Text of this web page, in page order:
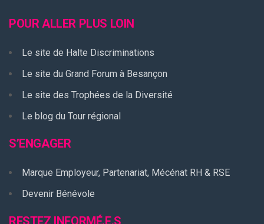
POUR ALLER PLUS LOIN
Le site de Halte Discriminations
Le site du Grand Forum à Besançon
Le site des Trophées de la Diversité
Le blog du Tour régional
S’ENGAGER
Marque Employeur, Partenariat, Mécénat RH & RSE
Devenir Bénévole
RESTEZ INFORMÉ.E.S